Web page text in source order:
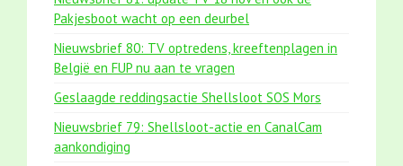
Pakjesboot wacht op een deurbel
Nieuwsbrief 80: TV optredens, kreeftenplagen in
België en FUP nu aan te vragen
Geslaagde reddingsactie Shellsloot SOS Mors
Nieuwsbrief 79: Shellsloot-actie en CanalCam
aankondiging